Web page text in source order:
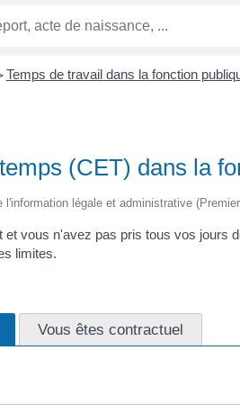
Temps de travail dans la fonction
(CET) dans la
légale et administrative
et vous n'avez pas pris tous vos
limites.
Vous êtes contractuel